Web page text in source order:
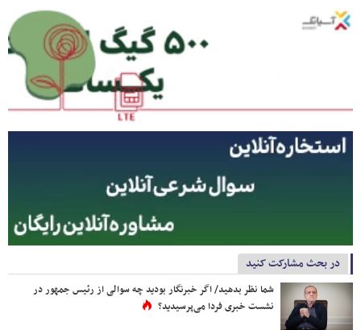
در بحث مشارکت کنید
شما نظر بدهید/ اگر خبرنگار بودید چه سوالی از رئیس جمهور در
نشست خبری فردا می‌پرسیدید؟